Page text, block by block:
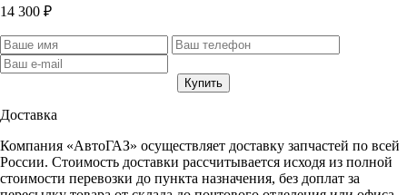
14 300 ₽
Доставка
Компания «АвтоГАЗ» осуществляет доставку запчастей по всей
России. Стоимость доставки рассчитывается исходя из полной
стоимости перевозки до пункта назначения, без доплат за